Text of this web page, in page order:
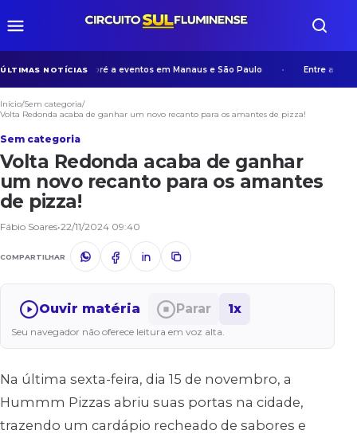
ÚLTIMAS NOTÍCIAS
de Manicoré a eventos em Manaus e São Paulo Entre
Início/Sem categoria/
Volta Redonda acaba de ganhar um novo recanto para os amantes de pizza!
Sem categoria
Volta Redonda acaba de ganhar
um novo recanto para os amantes
de pizza!
Fábio Soares•22/11/2024 09:40
COMPARTILHAR
Ouvir matéria Parar 1x
Seu navegador não oferece leitura em voz alta.
Na última sexta-feira, dia 15 de novembro, a
Hummm Pizzas abriu suas portas na cidade,
trazendo um cardápio recheado de sabores e